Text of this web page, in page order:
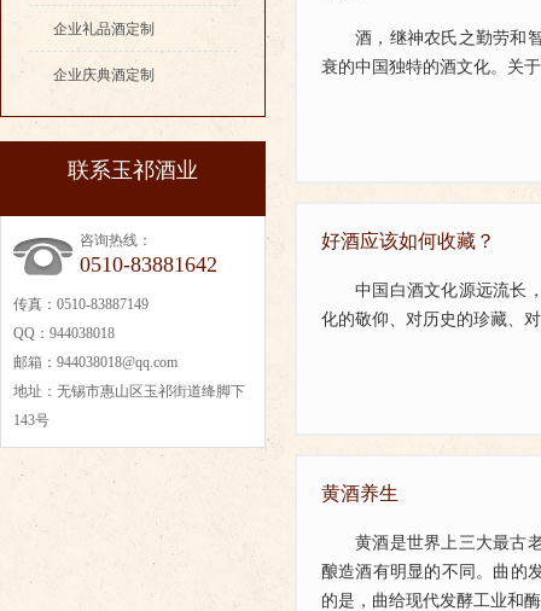
酒，继神农氏之勤劳和
衰的中国独特的酒文化。关
好酒应该如何收藏？
中国白酒文化源远流长
化的敬仰、对历史的珍藏、
黄酒养生
黄酒是世界上三大最古
酿造酒有明显的不同。曲的
的是，曲给现代发酵工业和
企业礼品酒定制
企业庆典酒定制
联系玉祁酒业
咨询热线：
0510-83881642
传真：0510-83887149
QQ：944038018
邮箱：944038018@qq.com
地址：无锡市惠山区玉祁街道绛脚下
143号